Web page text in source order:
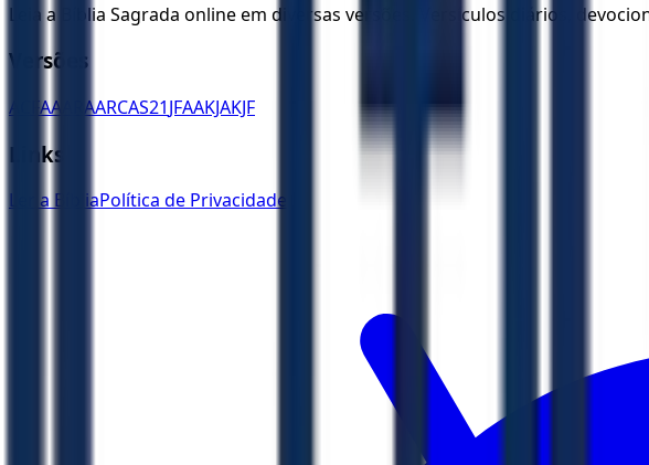
Leia a Bíblia Sagrada online em diversas versões. Versículos diários,
Versões
ACFAA ARAARCAS21JFAAKJAKJF
Links
Ler a BíbliaPolítica de Privacidade